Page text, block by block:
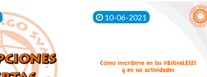
10-06-2021